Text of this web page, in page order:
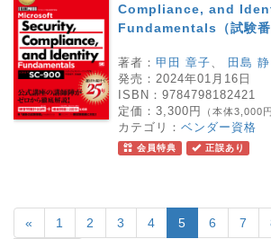
Compliance, and
Fundamentals（試験番
著者： 甲田 章子
田島 静
発売： 2024年01月16日
ISBN： 9784798182421
定価： 3,300円 （本体3,000
カテゴリ： ベンダー資格
会員特典 正誤あり
« 1 2 3 4 5 6 7